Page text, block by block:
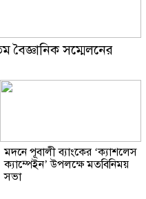
সম্মেলনের
মদনে পূবালী ব্যাংকের ‘ক্যাশলেস
ক্যাম্পেইন’ উপলক্ষে মতবিনিময়
সভা